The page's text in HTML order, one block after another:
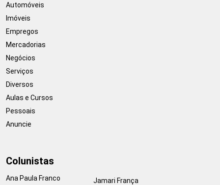
Automóveis
Imóveis
Empregos
Mercadorias
Negócios
Serviços
Diversos
Aulas e Cursos
Pessoais
Anuncie
Colunistas
Ana Paula Franco
Jamari França